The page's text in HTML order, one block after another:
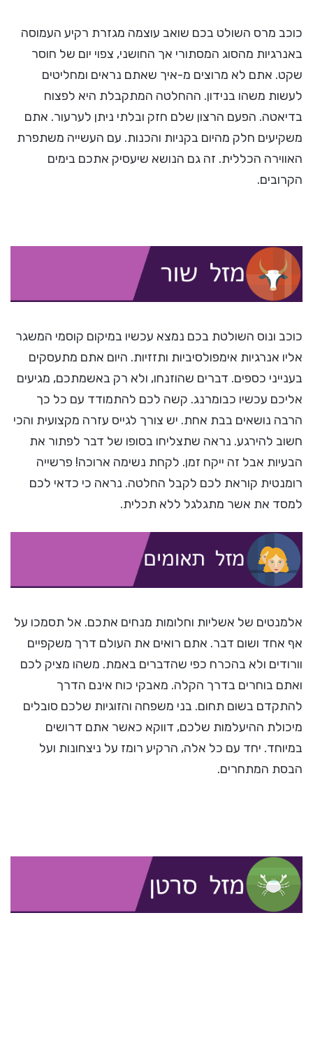
כוכב מרס השולט בכם שואב עוצמה מגזרת רקיע העמוסה
באנרגיות מהסוג המסתורי אך החושני, צפוי יום של חוסר
שקט. אתם לא מרוצים מ-איך שאתם נראים ומחליטים
לעשות משהו בנידון. ההחלטה המתקבלת היא לפצוח
בדיאטה. הפעם הרצון שלם חזק ובלתי ניתן לערעור. אתם
משקיעים חלק מהיום בקניות והכנות. עם העשייה משתפרת
האווירה הכללית. זה גם הנושא שיעסיק אתכם בימים
הקרובים.
כוכב ונוס השולטת בכם נמצא עכשיו במיקום קוסמי המשגר
אליו אנרגיות אימפולסיביות ותזזיות. היום אתם מתעסקים
בענייני כספים. דברים שהוזנחו, ולא רק באשמתכם, מגיעים
אליכם עכשיו כבומרנג. קשה לכם להתמודד עם כל כך
הרבה נושאים בבת אחת. יש צורך לגייס עזרה מקצועית והכי
חשוב להירגע. נראה שתצליחו בסופו של דבר לפתור את
הבעיות אבל זה ייקח זמן. לקחת נשימה ארוכה! פרשייה
רומנטית קוראת לכם לקבל החלטה. נראה כי כדאי לכם
למסד את אשר מתגלגל ללא תכלית.
אלמנטים של אשליות וחלומות מנחים אתכם. אל תסמכו על
אף אחד ושום דבר. אתם רואים את העולם דרך משקפיים
וורודים ולא בהכרח כפי שהדברים באמת. משהו מציק לכם
ואתם בוחרים בדרך הקלה. מאבקי כוח אינם הדרך
להתקדם בשום תחום. בני משפחה והזוגיות שלכם סובלים
מיכולת ההיעלמות שלכם, דווקא כאשר אתם דרושים
במיוחד. יחד עם כל אלה, הרקיע רומז על ניצחונות ועל
הבסת המתחרים.